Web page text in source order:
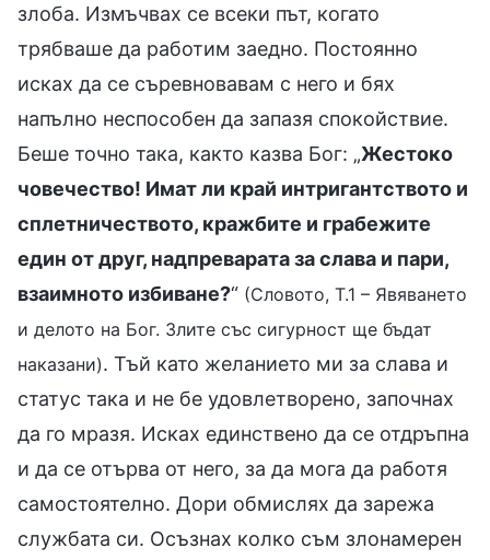
злоба. Измъчвах се всеки път, когато
трябваше да работим заедно. Постоянно
исках да се съревновавам с него и бях
напълно неспособен да запазя спокойствие.
Беше точно така, както казва Бог: „Жестоко
човечество! Имат ли край интригантството и
сплетничеството, кражбите и грабежите
един от друг, надпреварата за слава и пари,
взаимното избиване?“ (Словото, Т.1 – Явяването
и делото на Бог. Злите със сигурност ще бъдат
наказани). Тъй като желанието ми за слава и
статус така и не бе удовлетворено, започнах
да го мразя. Исках единствено да се отдръпна
и да се отърва от него, за да мога да работя
самостоятелно. Дори обмислях да зарежа
службата си. Осъзнах колко съм злонамерен